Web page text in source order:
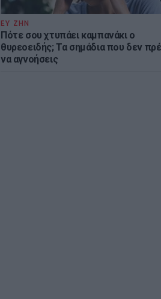
ΕΥ ΖΗΝ
Πότε σου χτυπάει καμπανάκι ο
θυρεοειδής; Τα σημάδια που δεν
να αγνοήσεις